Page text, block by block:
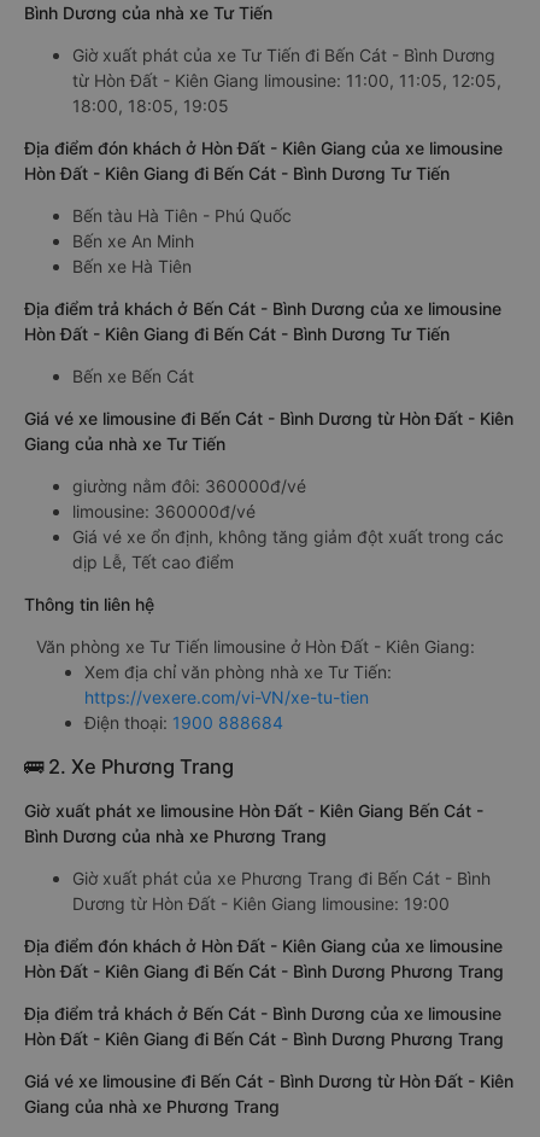
Bình Dương của nhà xe Tư Tiến
Giờ xuất phát của xe Tư Tiến đi Bến Cát - Bình Dương
từ Hòn Đất - Kiên Giang limousine: 11:00, 11:05, 12:05,
18:00, 18:05, 19:05
Địa điểm đón khách ở Hòn Đất - Kiên Giang của xe limousine
Hòn Đất - Kiên Giang đi Bến Cát - Bình Dương Tư Tiến
Bến tàu Hà Tiên - Phú Quốc
Bến xe An Minh
Bến xe Hà Tiên
Địa điểm trả khách ở Bến Cát - Bình Dương của xe limousine
Hòn Đất - Kiên Giang đi Bến Cát - Bình Dương Tư Tiến
Bến xe Bến Cát
Giá vé xe limousine đi Bến Cát - Bình Dương từ Hòn Đất - Kiên
Giang của nhà xe Tư Tiến
giường nằm đôi: 360000đ/vé
limousine: 360000đ/vé
Giá vé xe ổn định, không tăng giảm đột xuất trong các
dịp Lễ, Tết cao điểm
Thông tin liên hệ
Văn phòng xe Tư Tiến limousine ở Hòn Đất - Kiên Giang:
Xem địa chỉ văn phòng nhà xe Tư Tiến:
https://vexere.com/vi-VN/xe-tu-tien
Điện thoại: 1900 888684
🚌 2. Xe Phương Trang
Giờ xuất phát xe limousine Hòn Đất - Kiên Giang Bến Cát -
Bình Dương của nhà xe Phương Trang
Giờ xuất phát của xe Phương Trang đi Bến Cát - Bình
Dương từ Hòn Đất - Kiên Giang limousine: 19:00
Địa điểm đón khách ở Hòn Đất - Kiên Giang của xe limousine
Hòn Đất - Kiên Giang đi Bến Cát - Bình Dương Phương Trang
Địa điểm trả khách ở Bến Cát - Bình Dương của xe limousine
Hòn Đất - Kiên Giang đi Bến Cát - Bình Dương Phương Trang
Giá vé xe limousine đi Bến Cát - Bình Dương từ Hòn Đất - Kiên
Giang của nhà xe Phương Trang